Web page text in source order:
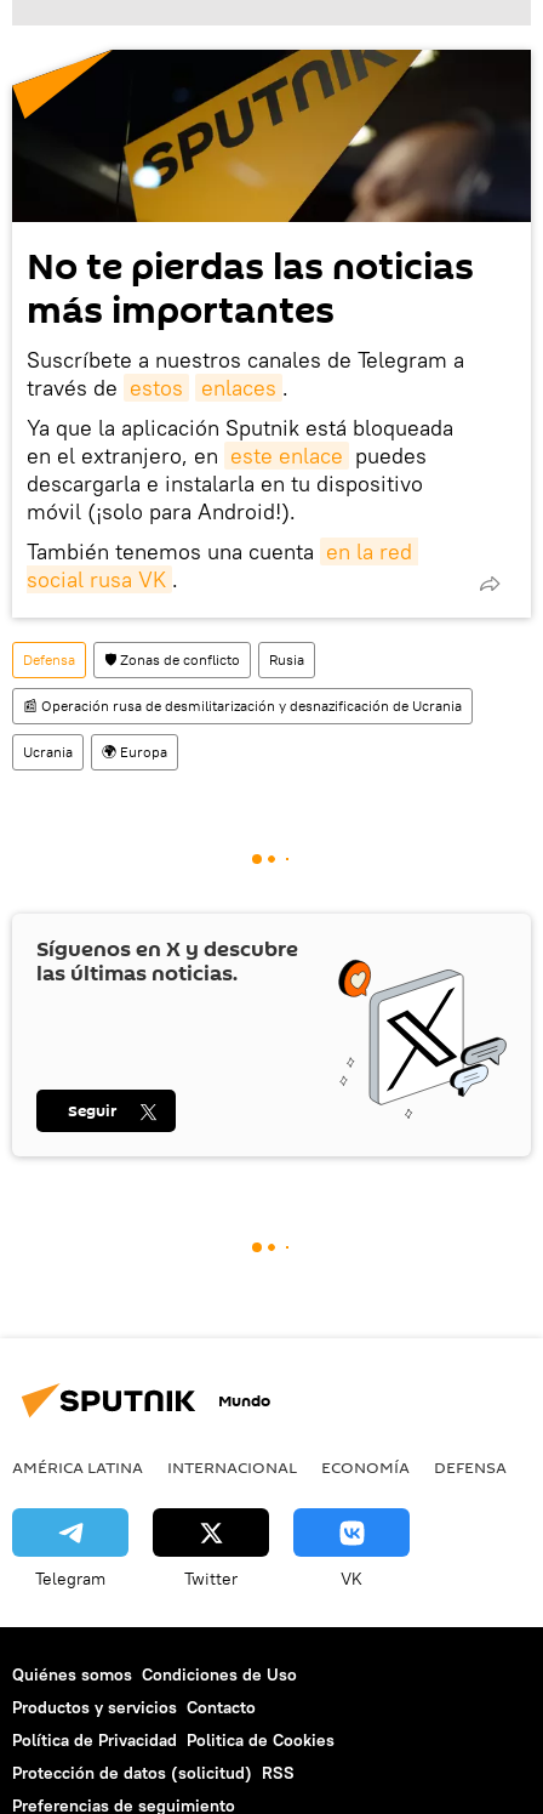
No te pierdas las noticias
más importantes
Suscríbete a nuestros canales de Telegram a
través de estos enlaces .
Ya que la aplicación Sputnik está bloqueada
en el extranjero, en este enlace puedes
descargarla e instalarla en tu dispositivo
móvil (¡solo para Android!).
También tenemos una cuenta en la red
social rusa VK .
Defensa 🛡️ Zonas de conflicto Rusia
📰 Operación rusa de desmilitarización y desnazificación de Ucrania
Ucrania 🌍 Europa
Síguenos en X y descubre
las últimas noticias.
Seguir
Mundo
AMÉRICA LATINA INTERNACIONAL ECONOMÍA DEFENSA
Telegram Twitter VK
Quiénes somos Condiciones de Uso
Productos y servicios Contacto
Política de Privacidad Politica de Cookies
Protección de datos (solicitud) RSS
Preferencias de seguimiento